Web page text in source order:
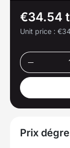
€34.54
Unit price :
Prix